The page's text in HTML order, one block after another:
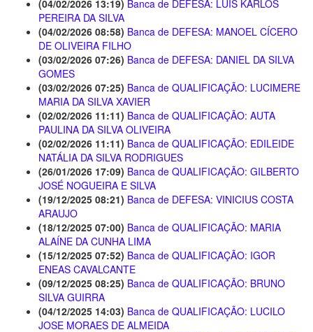
(04/02/2026 13:19) Banca de DEFESA: LUIS KARLOS
PEREIRA DA SILVA
(04/02/2026 08:58) Banca de DEFESA: MANOEL CÍCERO
DE OLIVEIRA FILHO
(03/02/2026 07:26) Banca de DEFESA: DANIEL DA SILVA
GOMES
(03/02/2026 07:25) Banca de QUALIFICAÇÃO: LUCIMERE
MARIA DA SILVA XAVIER
(02/02/2026 11:11) Banca de QUALIFICAÇÃO: AUTA
PAULINA DA SILVA OLIVEIRA
(02/02/2026 11:11) Banca de QUALIFICAÇÃO: EDILEIDE
NATÁLIA DA SILVA RODRIGUES
(26/01/2026 17:09) Banca de QUALIFICAÇÃO: GILBERTO
JOSÉ NOGUEIRA E SILVA
(19/12/2025 08:21) Banca de DEFESA: VINICIUS COSTA
ARAUJO
(18/12/2025 07:00) Banca de QUALIFICAÇÃO: MARIA
ALAÍNE DA CUNHA LIMA
(15/12/2025 07:52) Banca de QUALIFICAÇÃO: IGOR
ENEAS CAVALCANTE
(09/12/2025 08:25) Banca de QUALIFICAÇÃO: BRUNO
SILVA GUIRRA
(04/12/2025 14:03) Banca de QUALIFICAÇÃO: LUCILO
JOSE MORAES DE ALMEIDA